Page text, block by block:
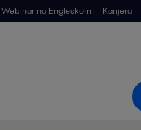
Webinar na Engleskom Karijera